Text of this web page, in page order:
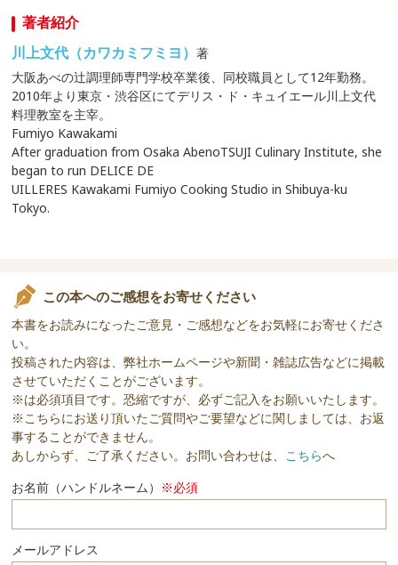
著者紹介
川上文代（カワカミフミヨ）著
大阪あべの辻調理師専門学校卒業後、同校職員として12年勤務。
2010年より東京・渋谷区にてデリス・ド・キュイエール川上文代
料理教室を主宰。
Fumiyo Kawakami
After graduation from Osaka AbenoTSUJI Culinary Institute, she
began to run DELICE DE
UILLERES Kawakami Fumiyo Cooking Studio in Shibuya-ku
Tokyo.
この本へのご感想をお寄せください
本書をお読みになったご意見・ご感想などをお気軽にお寄せくださ
い。
投稿された内容は、弊社ホームページや新聞・雑誌広告などに掲載
させていただくことがございます。
※は必須項目です。恐縮ですが、必ずご記入をお願いいたします。
※こちらにお送り頂いたご質問やご要望などに関しましては、お返
事することができません。
あしからず、ご了承ください。お問い合わせは、 こちらへ
お名前（ハンドルネーム） ※必須
メールアドレス